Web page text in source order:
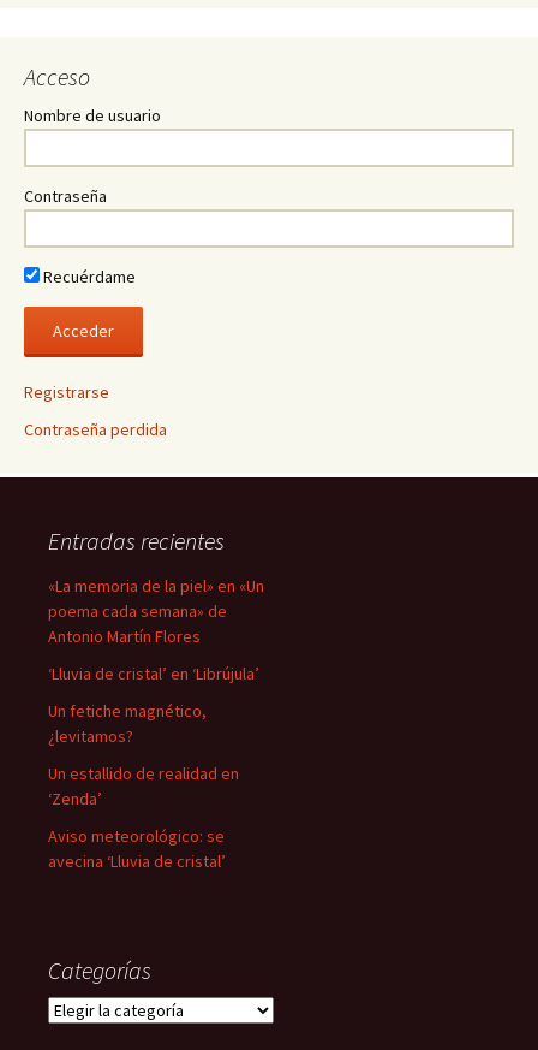
Acceso
Nombre de usuario
Contraseña
Recuérdame
Registrarse
Contraseña perdida
Entradas recientes
«La memoria de la piel» en «Un
poema cada semana» de
Antonio Martín Flores
‘Lluvia de cristal’ en ‘Librújula’
Un fetiche magnético,
¿levitamos?
Un estallido de realidad en
‘Zenda’
Aviso meteorológico: se
avecina ‘Lluvia de cristal’
Categorías
Categorías